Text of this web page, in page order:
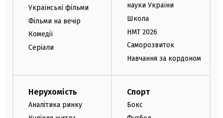
Українські фільми
Фільми на вечір
Комедії
Серіали
науки України
Школа
НМТ 2026
Саморозвиток
Навчання за кордоном
Нерухомість
Аналітика ринку
Спорт
Бокс